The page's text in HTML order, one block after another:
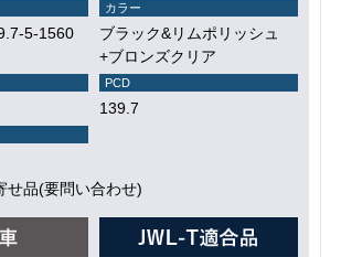
5-1560
カラー
ブラック&リムポリッシュ
+ブロンズクリア
PCD
139.7
せ品(要問い合わせ)